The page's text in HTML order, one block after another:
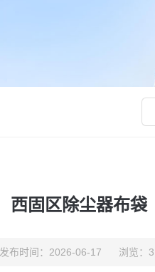
西固区除尘器布袋
发布时间：2026-06-17 浏览：